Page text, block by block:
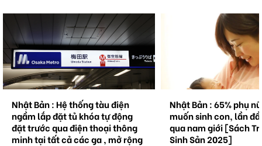
Nhật Bản : 65% phụ nữ không
muốn sinh con, lần đầu tiên vượt
qua nam giới [Sách Trắng về
Sinh Sản 2025]
Natto trở thành hiện
cầu . Bối cảnh và
tương lai.